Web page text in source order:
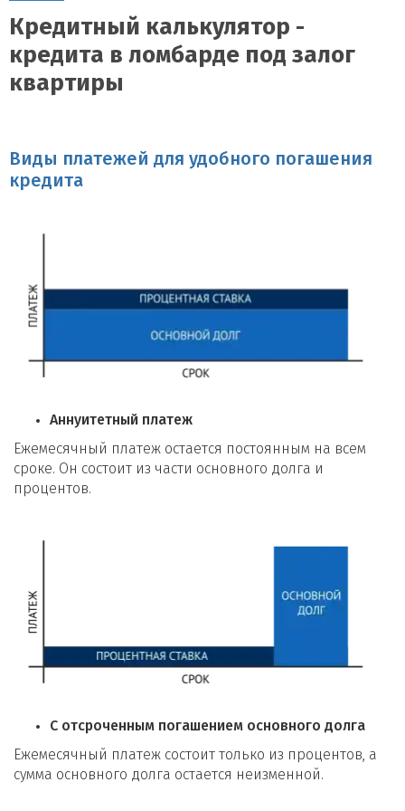
Кредитный калькулятор -
кредита в ломбарде под залог
квартиры
Виды платежей для удобного погашения
кредита
Аннуитетный платеж
Ежемесячный платеж остается постоянным на всем
сроке. Он состоит из части основного долга и
процентов.
С отсроченным погашением основного долга
Ежемесячный платеж состоит только из процентов, а
сумма основного долга остается неизменной.